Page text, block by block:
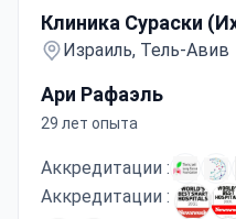
Клиника Сураски
Израиль, Тель-Авив
Ари Рафаэль
29 лет опыта
Аккредитации :
Аккредитации :